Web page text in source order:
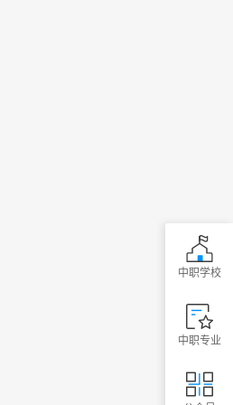
中职学校
中职专业